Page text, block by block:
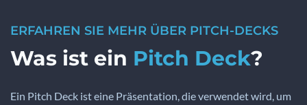
ERFAHREN SIE MEHR ÜBER PITCH-DECKS
Was ist ein Pitch Deck?
Ein Pitch Deck ist eine Präsentation, die verwendet wird, um